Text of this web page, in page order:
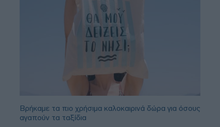
Βρήκαμε τα πιο χρήσιμα καλοκαιρινά δώρα για όσους
αγαπούν τα ταξίδια